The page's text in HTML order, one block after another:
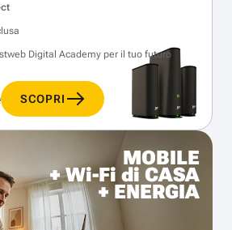
Digital Academy per il tuo futuro
SCOPRI
MOBILE
+ Wi-Fi di CASA
+ ENERGIA